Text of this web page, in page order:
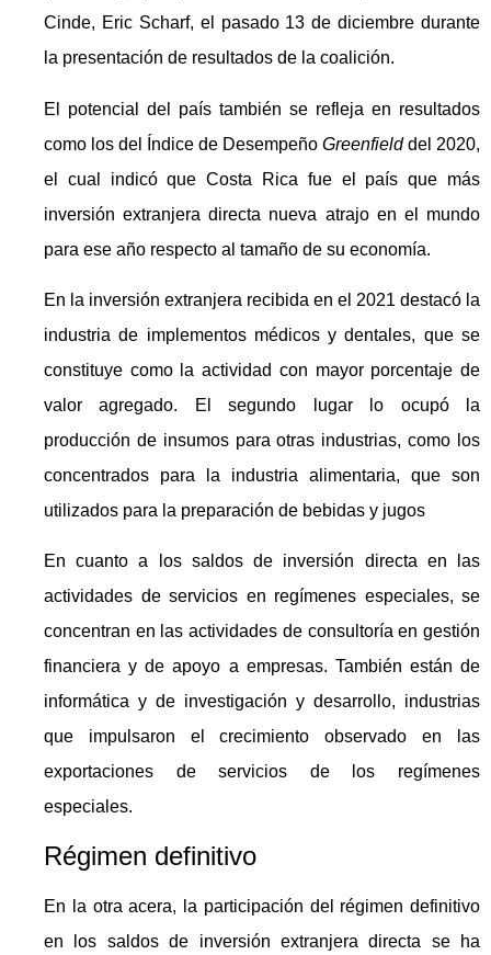
Cinde, Eric Scharf, el pasado 13 de diciembre durante
la presentación de resultados de la coalición.
El potencial del país también se refleja en resultados
como los del Índice de Desempeño Greenfielddel 2020,
el cual indicó que Costa Rica fue el país que más
inversión extranjera directa nueva atrajo en el mundo
para ese año respecto al tamaño de su economía.
En la inversión extranjera recibida en el 2021 destacó la
industria de implementos médicos y dentales, que se
constituye como la actividad con mayor porcentaje de
valor agregado. El segundo lugar lo ocupó la
producción de insumos para otras industrias, como los
concentrados para la industria alimentaria, que son
utilizados para la preparación de bebidas y jugos
En cuanto a los saldos de inversión directa en las
actividades de servicios en regímenes especiales, se
concentran en las actividades de consultoría en gestión
financiera y de apoyo a empresas. También están de
informática y de investigación y desarrollo, industrias
que impulsaron el crecimiento observado en las
exportaciones de servicios de los regímenes
especiales.
Régimen definitivo
En la otra acera, la participación del régimen definitivo
en los saldos de inversión extranjera directa se ha